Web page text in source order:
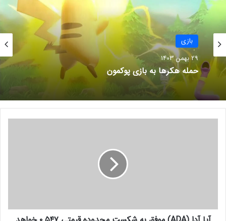
نمرات فیلم Ant-Man and the
Wasp: Quantumania منتشر شد
27 بهمن 1401
ما هیجان زده هستیم که اعلام کنیم فصل
جدید آغاز می‌شود تا شما بتوانید جوایز
درون بازی را به دست آورید! همچنین
فصل ۱ به فهرست شخصیت‌ها بازی ملحق
بازی
29 بهمن 1403
حمله هکرها به بازی پوکمون
D